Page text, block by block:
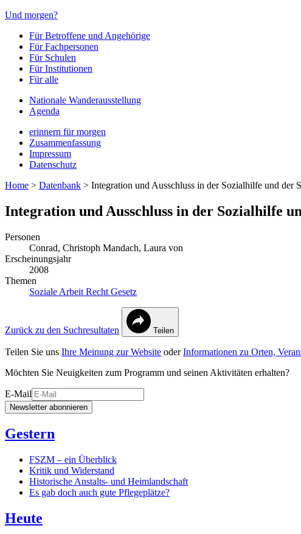
Und morgen?
Für Betroffene und Angehörige
Für Fachpersonen
Für Schulen
Für Institutionen
Für alle
Nationale Wanderausstellung
Agenda
erinnern für morgen
Zusammenfassung
Impressum
Datenschutz
Home > Datenbank > Integration und Ausschluss in der Sozialhilfe und der
Integration und Ausschluss in der Sozialhilfe
Personen
Conrad, Christoph Mandach, Laura von
Erscheinungsjahr
2008
Themen
Soziale Arbeit Recht Gesetz
Zurück zu den Suchresultaten Teilen
Teilen Sie uns Ihre Meinung zur Website oderInformationen zu Orten,
Möchten Sie Neuigkeiten zum Programm und seinen Aktivitäten erhalten?
E-Mail
Newsletter abonnieren
Gestern
FSZM – ein Überblick
Kritik und Widerstand
Historische Anstalts- und Heimlandschaft
Es gab doch auch gute Pflegeplätze?
Heute